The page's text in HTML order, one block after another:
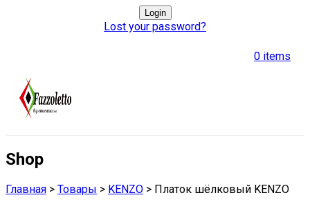
Login
Lost your password?
0 items
Shop
Главная > Товары > KENZO > Платок шёлковый KENZO